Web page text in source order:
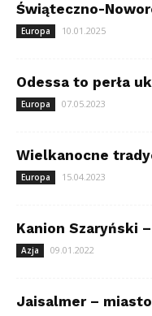
Świąteczno-
Europa 10.01.2025
Odessa to perła
Europa 07.05.2023
Wielkanocne
Europa 15.04.2023
Kanion Szaryński
Azja 09.01.2022
Jaisalmer –